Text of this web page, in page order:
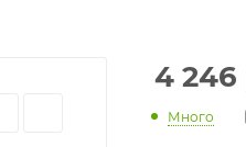
4 246
Много